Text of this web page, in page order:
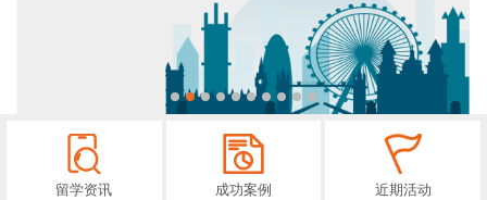
留学资讯 成功案例 近期活动